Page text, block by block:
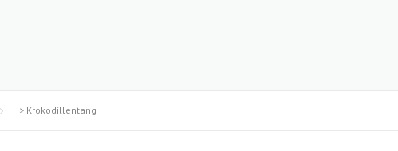
> Krokodillentang